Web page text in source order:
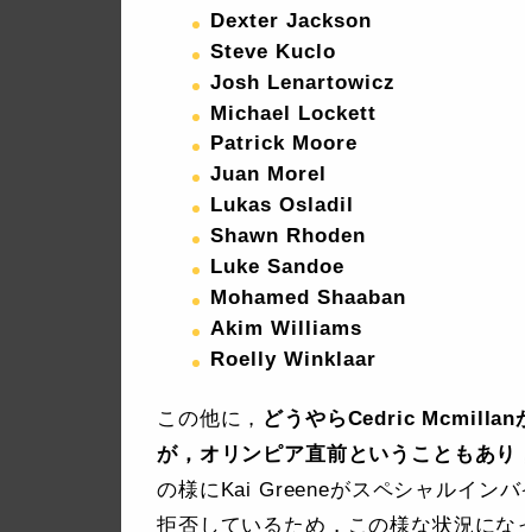
Dexter Jackson
Steve Kuclo
Josh Lenartowicz
Michael Lockett
Patrick Moore
Juan Morel
Lukas Osladil
Shawn Rhoden
Luke Sandoe
Mohamed Shaaban
Akim Williams
Roelly Winklaar
この他に， どうやらCedric Mcmillan
が，オリンピア直前ということもあり
の様にKai Greeneがスペシャルイン
拒否しているため，この様な状況にな